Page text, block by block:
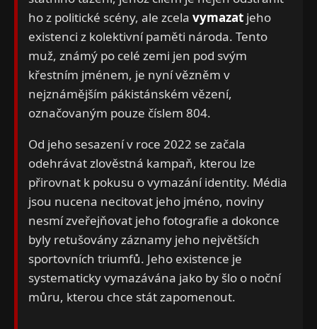
ho z politické scény, ale zcela vymazat jeho
existenci z kolektivní paměti národa. Tento
muž, známý po celé zemi jen pod svým
křestním jménem, je nyní vězněm v
nejznámějším pákistánském vězení,
označovaným pouze číslem 804.
Od jeho sesazení v roce 2022 se začala
odehrávat zlověstná kampaň, kterou lze
přirovnat k pokusu o vymazání identity. Média
jsou nucena necitovat jeho jméno, noviny
nesmí zveřejňovat jeho fotografie a dokonce
byly retušovány záznamy jeho největších
sportovních triumfů. Jeho existence je
systematicky vymazávána jako by šlo o noční
můru, kterou chce stát zapomenout.